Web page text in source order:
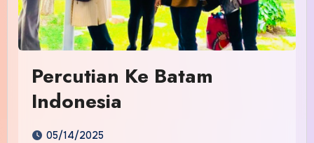
Percutian Ke Batam
Indonesia
05/14/2025